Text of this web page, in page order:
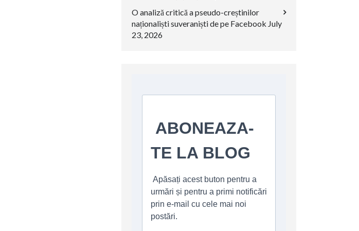
O analiză critică a pseudo-creștinilor
naționaliști suveraniști de pe Facebook July
23, 2026